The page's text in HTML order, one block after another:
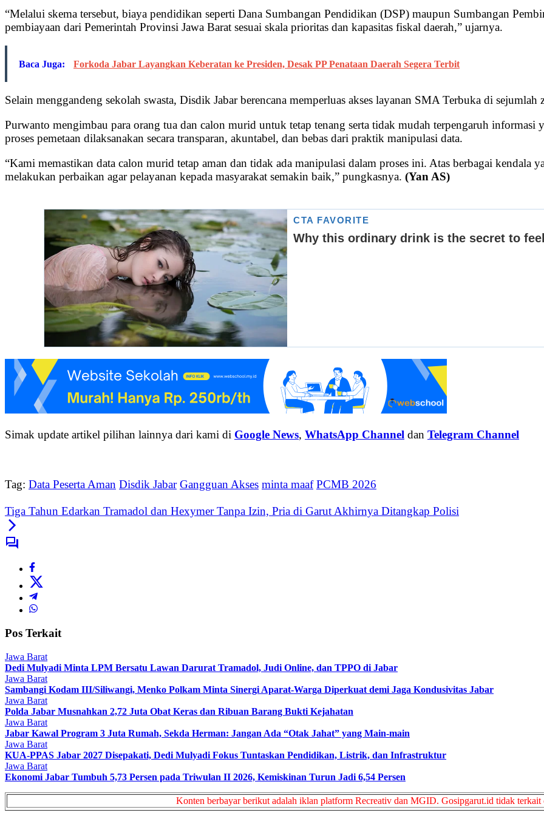
“Melalui skema tersebut, biaya pendidikan seperti Dana Sumbangan Pendidikan (DSP) maupun Sumbangan
pembiayaan dari Pemerintah Provinsi Jawa Barat sesuai skala prioritas dan kapasitas fiskal daerah,” ujarnya.
Baca Juga: Forkoda Jabar Layangkan Keberatan ke Presiden, Desak PP Penataan Daerah Segera Terbit
Selain menggandeng sekolah swasta, Disdik Jabar berencana memperluas akses layanan SMA Terbuka di
Purwanto mengimbau para orang tua dan calon murid untuk tetap tenang serta tidak mudah terpengaruh informasi
proses pemetaan dilaksanakan secara transparan, akuntabel, dan bebas dari praktik manipulasi data.
“Kami memastikan data calon murid tetap aman dan tidak ada manipulasi dalam proses ini. Atas berbagai kendala
melakukan perbaikan agar pelayanan kepada masyarakat semakin baik,” pungkasnya. (Yan AS)
Simak update artikel pilihan lainnya dari kami di Google News, WhatsApp Channel dan Telegram Channel
Tag: Data Peserta Aman Disdik Jabar Gangguan Akses minta maaf PCMB 2026
Tiga Tahun Edarkan Tramadol dan Hexymer Tanpa Izin, Pria di Garut Akhirnya Ditangkap Polisi
Pos Terkait
Jawa Barat
Dedi Mulyadi Minta LPM Bersatu Lawan Darurat Tramadol, Judi Online, dan TPPO di Jabar
Jawa Barat
Sambangi Kodam III/Siliwangi, Menko Polkam Minta Sinergi Aparat-Warga Diperkuat demi Jaga Kondusivitas Jabar
Jawa Barat
Polda Jabar Musnahkan 2,72 Juta Obat Keras dan Ribuan Barang Bukti Kejahatan
Jawa Barat
Jabar Kawal Program 3 Juta Rumah, Sekda Herman: Jangan Ada “Otak Jahat” yang Main-main
Jawa Barat
KUA-PPAS Jabar 2027 Disepakati, Dedi Mulyadi Fokus Tuntaskan Pendidikan, Listrik, dan Infrastruktur
Jawa Barat
Ekonomi Jabar Tumbuh 5,73 Persen pada Triwulan II 2026, Kemiskinan Turun Jadi 6,54 Persen
Konten berbayar berikut adalah iklan platform Recreativ dan MGID. Gosipgarut.id tidak terkait